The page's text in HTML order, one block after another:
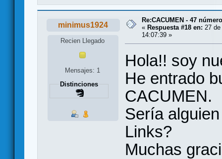
minimus1924
Recien Llegado
Mensajes: 1
Distinciones
Re:CACUMEN - 47
« Respuesta #18 en: 27 de
14:07:39 »
Hola!! soy
He entrado
CACUMEN.
Sería
Links?
Muchas